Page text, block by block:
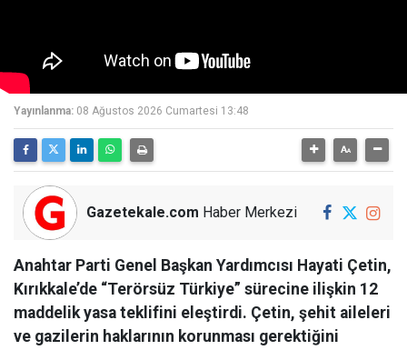
Yayınlanma: 08 Ağustos 2026 Cumartesi 13:48
Gazetekale.com Haber Merkezi
Anahtar Parti Genel Başkan Yardımcısı Hayati Çetin,
Kırıkkale’de “Terörsüz Türkiye” sürecine ilişkin 12
maddelik yasa teklifini eleştirdi. Çetin, şehit aileleri
ve gazilerin haklarının korunması gerektiğini